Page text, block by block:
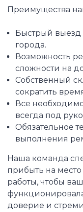
Преимущества
Быстрый выезд
города.
Возможность
сложности на
Собственный
сократить
Все
всегда под
Обязательное
выполнения
Наша команда
прибыть на
работы, чтобы
доверие и